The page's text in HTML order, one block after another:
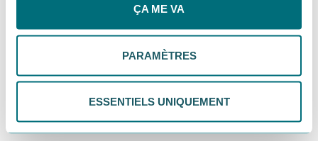
essentiels, ce qui pourrait limiter les contenus
tes préférences. Tu peux modifier tes choix à tout
moment. Pour plus d'informations, consulte notre
politique de confidentialité.
ÇA ME VA
PARAMÈTRES
ESSENTIELS UNIQUEMENT